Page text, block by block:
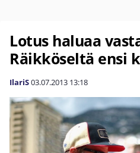
Lotus haluaa
Räikköseltä ensi
IlariS03.07.2013 13:18